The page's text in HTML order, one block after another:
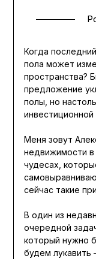
Когда
пола может
пространства?
предложение
полы, но
инвестиционной
Меня зовут
недвижимости
чудесах,
сейчас такие
В один из
очередной
который нужно
будем лукавить